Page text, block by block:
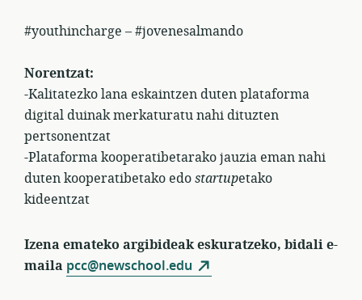
#youthincharge – #jovenesalmando
Norentzat:
-Kalitatezko lana eskaintzen duten plataforma
digital duinak merkaturatu nahi dituzten
pertsonentzat
-Plataforma kooperatibetarako jauzia eman nahi
duten kooperatibetako edostartupetako
kideentzat
Izena emateko argibideak eskuratzeko, bidali e-
maila pcc@newschool.edu